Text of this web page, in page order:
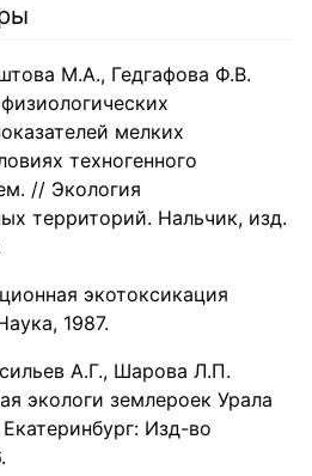
М.А., Гедгафова Ф.В.
мелких
техногенного
// Экология
территорий. Нальчик, изд.
экотоксикация
1987.
А.Г., Шарова Л.П.
экологи землероек Урала
Изд-во